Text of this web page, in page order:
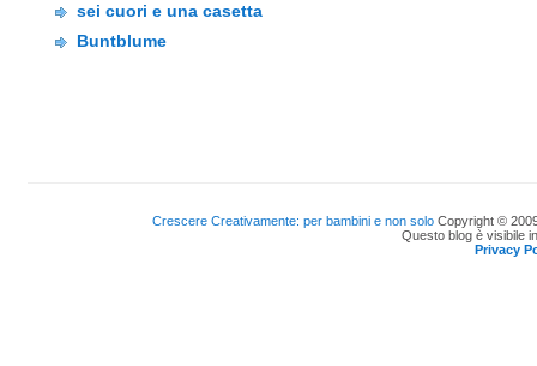
sei cuori e una casetta
Buntblume
Crescere Creativamente: per bambini e non solo Copyright ©
Questo blog è visibile
Privacy